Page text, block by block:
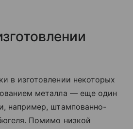
в изготовлении некоторых
металла — еще один
например, штампованно-
Помимо низкой